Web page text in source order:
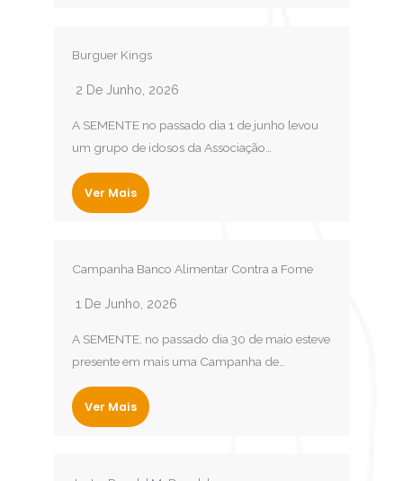
Burguer Kings
2 De Junho, 2026
A SEMENTE no passado dia 1 de junho levou
um grupo de idosos da Associação…
Ver Mais
Campanha Banco Alimentar Contra a Fome
1 De Junho, 2026
A SEMENTE, no passado dia 30 de maio esteve
presente em mais uma Campanha de…
Ver Mais